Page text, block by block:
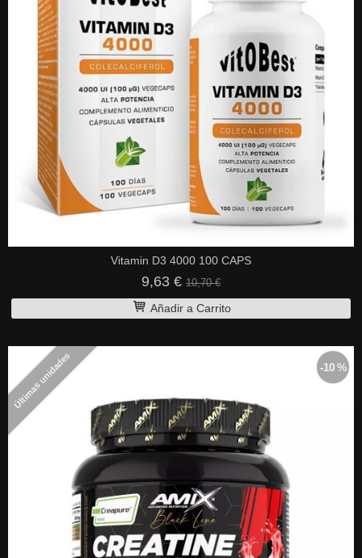
Vitamin D3 4000 100 CAPS
9,63 € 10,70 €
Añadir a Carrito
Últimas unidades -10 %